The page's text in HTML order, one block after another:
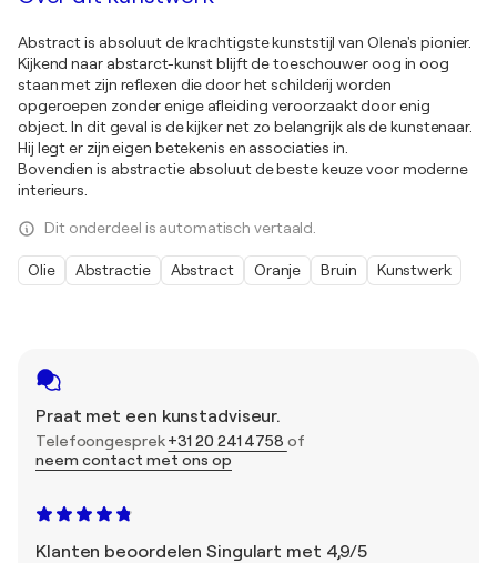
Praat met een kunstadviseur.
Telefoongesprek+31 20 241 4758 of
neem contact met ons op
Klanten beoordelen Singulart met 4,9/5
Abstract is absoluut de krachtigste kunststijl van Olena's pionier.
Kijkend naar abstarct-kunst blijft de toeschouwer oog in oog
staan met zijn reflexen die door het schilderij worden
opgeroepen zonder enige afleiding veroorzaakt door enig
object. In dit geval is de kijker net zo belangrijk als de kunstenaar.
Hij legt er zijn eigen betekenis en associaties in.
Bovendien is abstractie absoluut de beste keuze voor moderne
interieurs.
Dit onderdeel is automatisch vertaald.
Olie Abstractie Abstract Oranje Bruin Kunstwerk